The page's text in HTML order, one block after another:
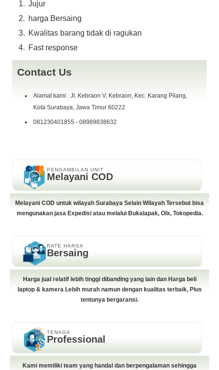
Jujur
harga Bersaing
Kwalitas barang tidak di ragukan
Fast response
Contact Us
Alamat kami : Jl. Kebraon V, Kebraon, Kec. Karang Pilang,
Kota Surabaya, Jawa Timur 60222
081230401855 - 08989838632
PENGAMBILAN UNIT
Melayani COD
Melayani COD untuk wilayah Surabaya Selain Wilayah Tersebut bisa
mengunakan jasa Expedisi atau melalui Bukalapak, Olx, Tokopedia.
RATE HARGA
Bersaing
Harga jual relatif lebih tinggi dibanding yang lain dan Harga beli
laptop & kamera Lebih murah namun dengan kualitas terbaik, Plus
tentunya bergaransi.
TENAGA
Professional
Kami memiliki team yang handal dan berpengalaman sehingga